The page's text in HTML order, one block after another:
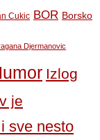
Cukic BOR Borsko
Djermanovic
Izlog
je
sve nesto